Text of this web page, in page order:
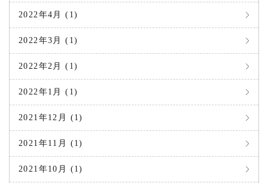
2022年4月 (1)
2022年3月 (1)
2022年2月 (1)
2022年1月 (1)
2021年12月 (1)
2021年11月 (1)
2021年10月 (1)